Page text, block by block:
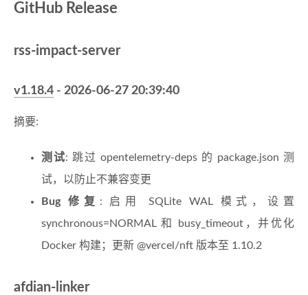
GitHub Release
rss-impact-server
v1.18.4 - 2026-06-27 20:39:40
摘要:
测试: 跳过 opentelemetry-deps 的 package.json 测
试，以防止不兼容变更
Bug 修复 : 启用 SQLite WAL 模式，设置
synchronous=NORMAL 和 busy_timeout，并优化
Docker 构建；更新 @vercel/nft 版本至 1.10.2
afdian-linker